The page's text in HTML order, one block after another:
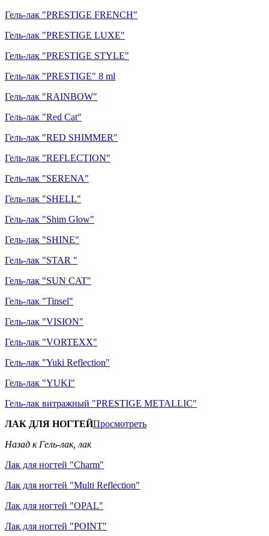
Гель-лак "PRESTIGE FRENCH"
Гель-лак "PRESTIGE LUXE"
Гель-лак "PRESTIGE STYLE"
Гель-лак "PRESTIGE" 8 ml
Гель-лак "RAINBOW"
Гель-лак "Red Cat"
Гель-лак "RED SHIMMER"
Гель-лак "REFLECTION"
Гель-лак "SERENA"
Гель-лак "SHELL"
Гель-лак "Shim Glow"
Гель-лак "SHINE"
Гель-лак "STAR "
Гель-лак "SUN CAT"
Гель-лак "Tinsel"
Гель-лак "VISION"
Гель-лак "VORTEXX"
Гель-лак "Yuki Reflection"
Гель-лак "YUKI"
Гель-лак витражный "PRESTIGE METALLIC"
ЛАК ДЛЯ НОГТЕЙПросмотреть
Назад к Гель-лак, лак
Лак для ногтей "Charm"
Лак для ногтей "Multi Reflection"
Лак для ногтей "OPAL"
Лак для ногтей "POINT"